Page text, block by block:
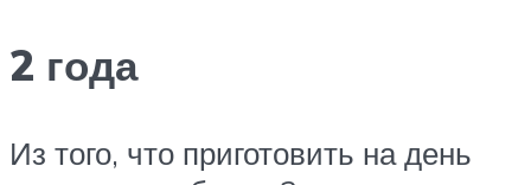
2 года
Из того, что приготовить на день